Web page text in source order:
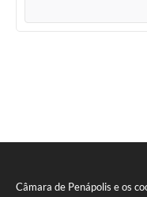
Câmara de Penápolis e os